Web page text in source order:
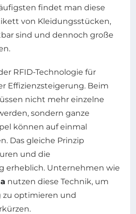
findet man diese
von Kleidungsstücken,
sind und dennoch große
RFID-Technologie für
Effizienzsteigerung. Beim
nicht mehr einzelne
sondern ganze
können auf einmal
Das gleiche Prinzip
und die
erheblich. Unternehmen wie
nutzen diese Technik, um
zu optimieren und